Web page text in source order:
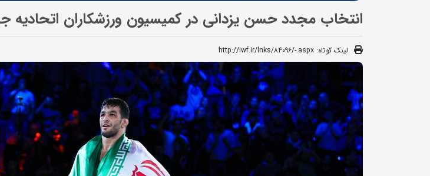
انتخاب مجدد حسن یزدانی در کمیسیون ورزشکاران اتحادیه
لینک کوتاه: http://iwf.ir/lnks/84096/-.aspx